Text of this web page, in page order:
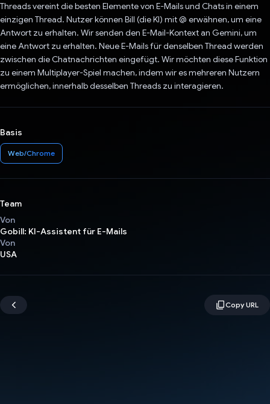
Threads vereint die besten Elemente von E-Mails und Chats in einem
einzigen Thread. Nutzer können Bill (die KI) mit @ erwähnen, um eine
Antwort zu erhalten. Wir senden den E-Mail-Kontext an Gemini, um
eine Antwort zu erhalten. Neue E-Mails für denselben Thread werden
zwischen die Chatnachrichten eingefügt. Wir möchten diese Funktion
zu einem Multiplayer-Spiel machen, indem wir es mehreren Nutzern
ermöglichen, innerhalb desselben Threads zu interagieren.
Basis
Web/Chrome
Team
Von
Gobill: KI-Assistent für E-Mails
Von
USA